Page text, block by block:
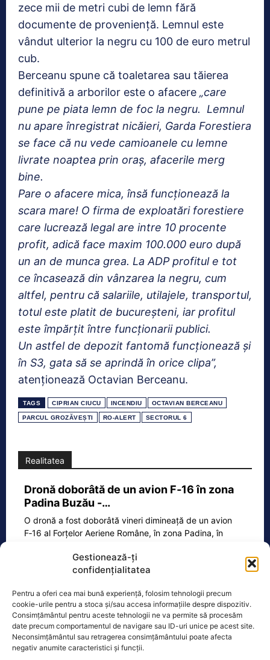
Gestionează-ți
confidențialitatea
Pentru a oferi cea mai bună experiență, folosim tehnologii precum
cookie-urile pentru a stoca și/sau accesa informațiile despre dispozitiv.
Consimțământul pentru aceste tehnologii ne va permite să procesăm
date precum comportamentul de navigare sau ID-uri unice pe acest site.
Neconsimțământul sau retragerea consimțământului poate afecta
negativ anumite caracteristici și funcții.
zece mii de metri cubi de lemn fără
documente de proveniență. Lemnul este
vândut ulterior la negru cu 100 de euro metrul
cub.
Berceanu spune că toaletarea sau tăierea
definitivă a arborilor este o afacere „care
pune pe piata lemn de foc la negru. Lemnul
nu apare înregistrat nicăieri, Garda Forestiera
se face că nu vede camioanele cu lemne
livrate noaptea prin oraș, afacerile merg
bine.
Pare o afacere mica, însă funcționează la
scara mare! O firma de exploatări forestiere
care lucrează legal are intre 10 procente
profit, adică face maxim 100.000 euro după
un an de munca grea. La ADP profitul e tot
ce încasează din vânzarea la negru, cum
altfel, pentru că salariile, utilajele, transportul,
totul este platit de bucureșteni, iar profitul
este împărțit între funcționarii publici.
Un astfel de depozit fantomă funcționează și
în S3, gata să se aprindă în orice clipa”,
atenționează Octavian Berceanu.
TAGS CIPRIAN CIUCU INCENDIU OCTAVIAN BERCEANU
PARCUL GROZĂVEȘTI RO-ALERT SECTORUL 6
Realitatea
Dronă doborâtă de un avion F‑16 în zona
Padina Buzău -…
O dronă a fost doborâtă vineri dimineață de un avion
F‑16 al Forțelor Aeriene Române, în zona Padina, în
Ecopolitic
Răzvan Savaliuc: „România mai are
Parchet General? Mai are structuri de…
„15 martie 2023 – Ministerul Investitiilor